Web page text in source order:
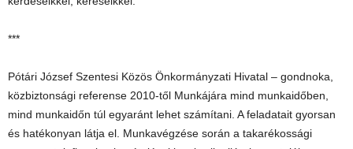
***
Pótári József Szentesi Közös Önkormányzati Hivatal – gondnoka,
közbiztonsági referense 2010-től Munkájára mind munkaidőben,
mind munkaidőn túl egyaránt lehet számítani. A feladatait gyorsan
és hatékonyan látja el. Munkavégzése során a takarékossági